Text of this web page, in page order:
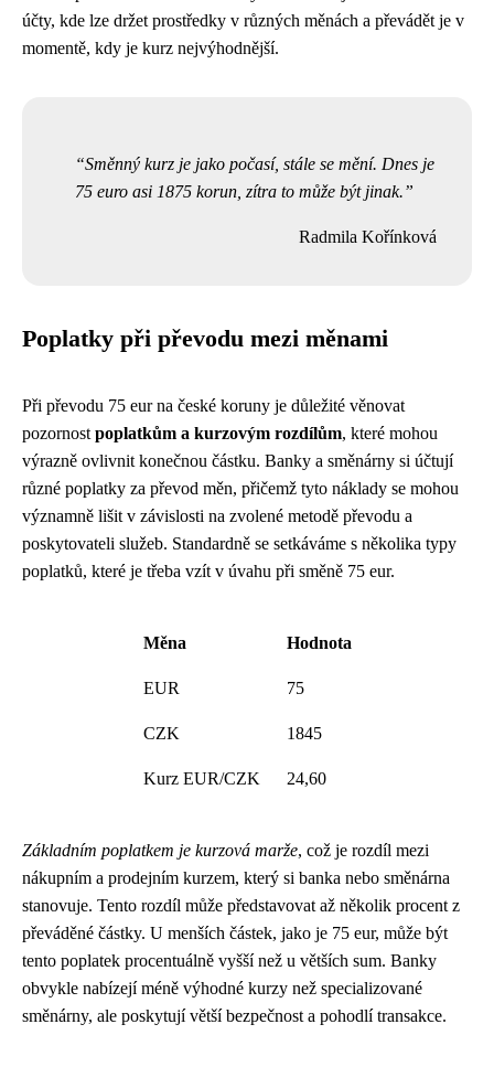
účty, kde lze držet prostředky v různých měnách a převádět je v
momentě, kdy je kurz nejvýhodnější.
Směnný kurz je jako počasí, stále se mění. Dnes je
75 euro asi 1875 korun, zítra to může být jinak.
Radmila Kořínková
Poplatky při převodu mezi měnami
Při převodu 75 eur na české koruny je důležité věnovat
pozornost poplatkům a kurzovým rozdílům, které mohou
výrazně ovlivnit konečnou částku. Banky a směnárny si účtují
různé poplatky za převod měn, přičemž tyto náklady se mohou
významně lišit v závislosti na zvolené metodě převodu a
poskytovateli služeb. Standardně se setkáváme s několika typy
poplatků, které je třeba vzít v úvahu při směně 75 eur.
Měna Hodnota
EUR 75
CZK 1845
Kurz EUR/CZK 24,60
Základním poplatkem je kurzová marže, což je rozdíl mezi
nákupním a prodejním kurzem, který si banka nebo směnárna
stanovuje. Tento rozdíl může představovat až několik procent z
převáděné částky. U menších částek, jako je 75 eur, může být
tento poplatek procentuálně vyšší než u větších sum. Banky
obvykle nabízejí méně výhodné kurzy než specializované
směnárny, ale poskytují větší bezpečnost a pohodlí transakce.